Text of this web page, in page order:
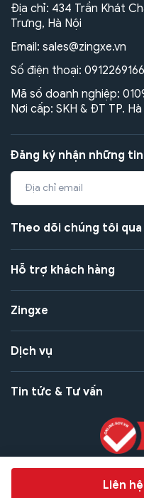
Liên
Địa chỉ: 434 Trần Khát
Trưng, Hà Nội
Email: sales@zingxe.vn
Số điện thoại: 0912269166
Mã số doanh nghiệp:
Nơi cấp: SKH & ĐT TP.
Đăng ký nhận những
Theo dõi chúng tôi qua
Hỗ trợ khách hàng
Zingxe
Dịch vụ
Tin tức & Tư vấn
Bảo